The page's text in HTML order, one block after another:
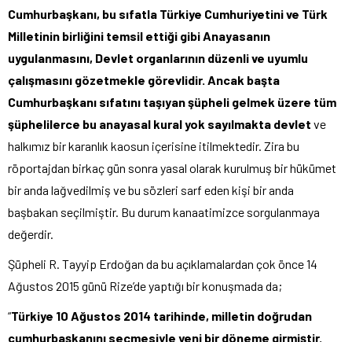
Cumhurbaşkanı, bu sıfatla Türkiye Cumhuriyetini ve Türk
Milletinin birliğini temsil ettiği gibi Anayasanın
uygulanmasını, Devlet organlarının düzenli ve uyumlu
çalışmasını gözetmekle görevlidir. Ancak başta
Cumhurbaşkanı sıfatını taşıyan şüpheli gelmek üzere tüm
şüphelilerce bu anayasal kural yok sayılmakta devlet ve
halkımız bir karanlık kaosun içerisine itilmektedir. Zira bu
röportajdan birkaç gün sonra yasal olarak kurulmuş bir hükümet
bir anda lağvedilmiş ve bu sözleri sarf eden kişi bir anda
başbakan seçilmiştir. Bu durum kanaatimizce sorgulanmaya
değerdir.
Şüpheli R. Tayyip Erdoğan da bu açıklamalardan çok önce 14
Ağustos 2015 günü Rize’de yaptığı bir konuşmada da;
“Türkiye 10 Ağustos 2014 tarihinde, milletin doğrudan
cumhurbaşkanını seçmesiyle yeni bir döneme girmiştir.